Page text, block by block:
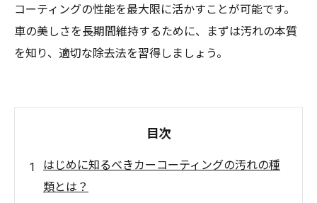
コーティングの性能を最大限に活かすことが可能です。
車の美しさを長期間維持するために、まずは汚れの本質
を知り、適切な除去法を習得しましょう。
目次
はじめに知るべきカーコーティングの汚れの種
類とは？